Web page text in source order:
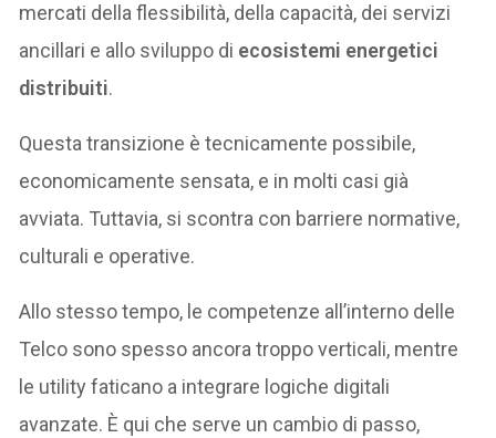
mercati della flessibilità, della capacità, dei servizi
ancillari e allo sviluppo di ecosistemi energetici
distribuiti.
Questa transizione è tecnicamente possibile,
economicamente sensata, e in molti casi già
avviata. Tuttavia, si scontra con barriere normative,
culturali e operative.
Allo stesso tempo, le competenze all’interno delle
Telco sono spesso ancora troppo verticali, mentre
le utility faticano a integrare logiche digitali
avanzate. È qui che serve un cambio di passo,